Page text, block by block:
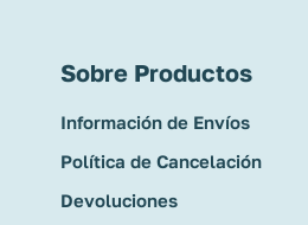
Sobre Productos
Información de Envíos
Política de Cancelación
Devoluciones